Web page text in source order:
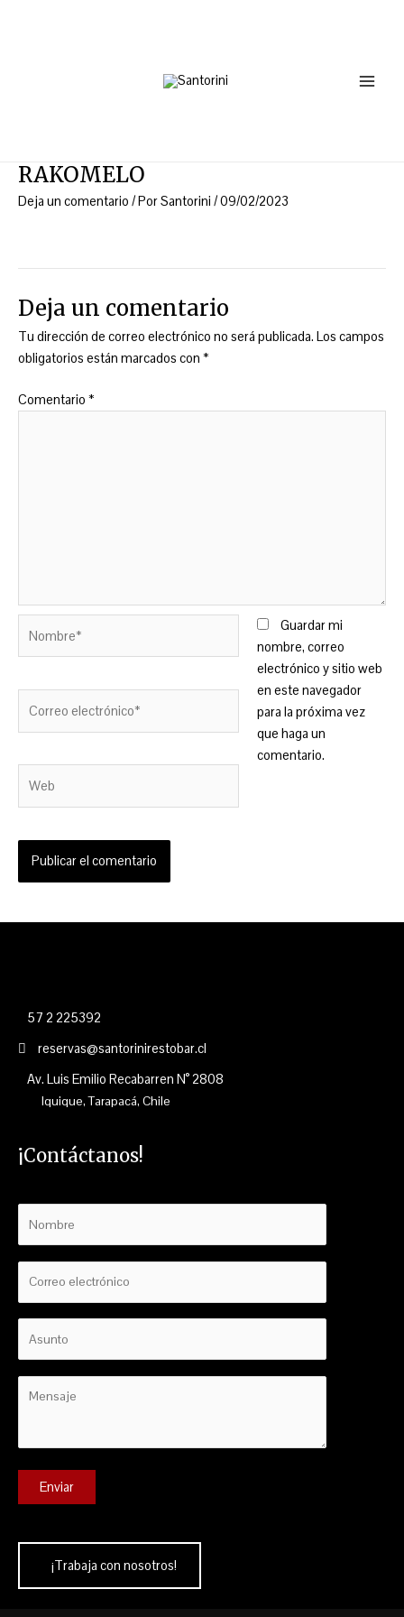
RAKOMELO
Deja un comentario / PorSantorini /09/02/2023
Deja un comentario
Tu dirección de correo electrónico no será publicada. Los campos
obligatorios están marcados con *
Comentario *
electrónico*
Guardar mi
nombre, correo
electrónico y sitio web
en este navegador
para la próxima vez
que haga un
comentario.
57 2 225392
reservas@santorinirestobar.cl
Av. Luis Emilio Recabarren N° 2808
Iquique, Tarapacá, Chile
¡Contáctanos!
¡Trabaja con nosotros!